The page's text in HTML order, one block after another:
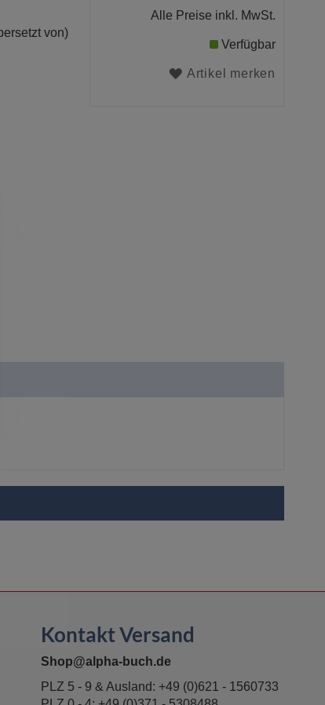
von)
Alle Preise inkl. MwSt.
Verfügbar
Artikel merken
Kontakt Versand
Shop@alpha-buch.de
PLZ 5 - 9 & Ausland: +49 (0)621 - 1560733